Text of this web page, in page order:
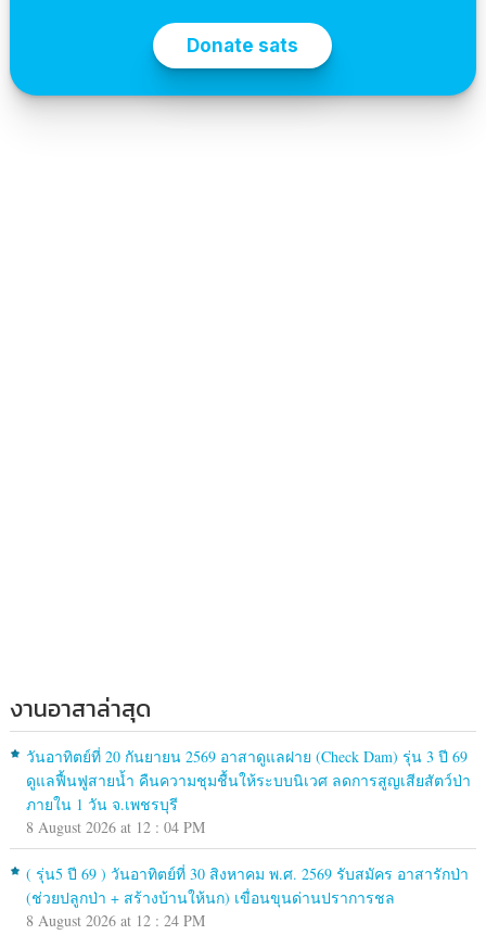
งานอาสาล่าสุด
วันอาทิตย์ที่ 20 กันยายน 2569 อาสาดูแลฝาย (Check Dam) รุ่น 3 ปี 69
ดูแลฟื้นฟูสายน้ำ คืนความชุมชื้นให้ระบบนิเวศ ลดการสูญเสียสัตว์ป่า
ภายใน 1 วัน จ.เพชรบุรี
8 August 2026 at 12 : 04 PM
( รุ่น5 ปี 69 ) วันอาทิตย์ที่ 30 สิงหาคม พ.ศ. 2569 รับสมัคร อาสารักป่า
(ช่วยปลูกป่า + สร้างบ้านให้นก) เขื่อนขุนด่านปราการชล
8 August 2026 at 12 : 24 PM